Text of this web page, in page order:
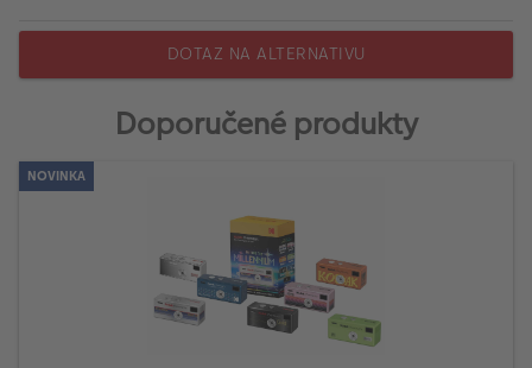
DOTAZ NA ALTERNATIVU
Doporučené produkty
NOVINKA